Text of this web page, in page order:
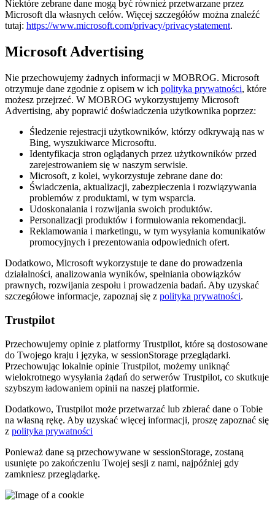
Niektóre zebrane dane mogą być również przetwarzane przez
Microsoft dla własnych celów. Więcej szczegółów można znaleźć
tutaj: https://www.microsoft.com/privacy/privacystatement.
Microsoft Advertising
Nie przechowujemy żadnych informacji w MOBROG. Microsoft
otrzymuje dane zgodnie z opisem w ich polityka prywatności, które
możesz przejrzeć. W MOBROG wykorzystujemy Microsoft
Advertising, aby poprawić doświadczenia użytkownika poprzez:
Śledzenie rejestracji użytkowników, którzy odkrywają nas w
Bing, wyszukiwarce Microsoftu.
Identyfikacja stron oglądanych przez użytkowników przed
zarejestrowaniem się w naszym serwisie.
Microsoft, z kolei, wykorzystuje zebrane dane do:
Świadczenia, aktualizacji, zabezpieczenia i rozwiązywania
problemów z produktami, w tym wsparcia.
Udoskonalania i rozwijania swoich produktów.
Personalizacji produktów i formułowania rekomendacji.
Reklamowania i marketingu, w tym wysyłania komunikatów
promocyjnych i prezentowania odpowiednich ofert.
Dodatkowo, Microsoft wykorzystuje te dane do prowadzenia
działalności, analizowania wyników, spełniania obowiązków
prawnych, rozwijania zespołu i prowadzenia badań. Aby uzyskać
szczegółowe informacje, zapoznaj się z polityka prywatności.
Trustpilot
Przechowujemy opinie z platformy Trustpilot, które są dostosowane
do Twojego kraju i języka, w sessionStorage przeglądarki.
Przechowując lokalnie opinie Trustpilot, możemy uniknąć
wielokrotnego wysyłania żądań do serwerów Trustpilot, co skutkuje
szybszym ładowaniem opinii na naszej platformie.
Dodatkowo, Trustpilot może przetwarzać lub zbierać dane o Tobie
na własną rękę. Aby uzyskać więcej informacji, proszę zapoznać się
z polityka prywatności
Ponieważ dane są przechowywane w sessionStorage, zostaną
usunięte po zakończeniu Twojej sesji z nami, najpóźniej gdy
zamkniesz przeglądarkę.